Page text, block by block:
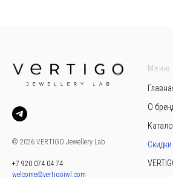
© 2026 VERTIGO Jewellery Lab
+7 920 074 04 74
welcome@vertigojwl.com
Меню
О
Скидки